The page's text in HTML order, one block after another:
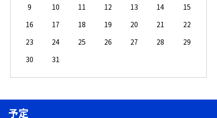
9
10 11 12 13 14
15
16
17 18 19 20 21
22
23
24 25 26 27 28
29
30
31
予定